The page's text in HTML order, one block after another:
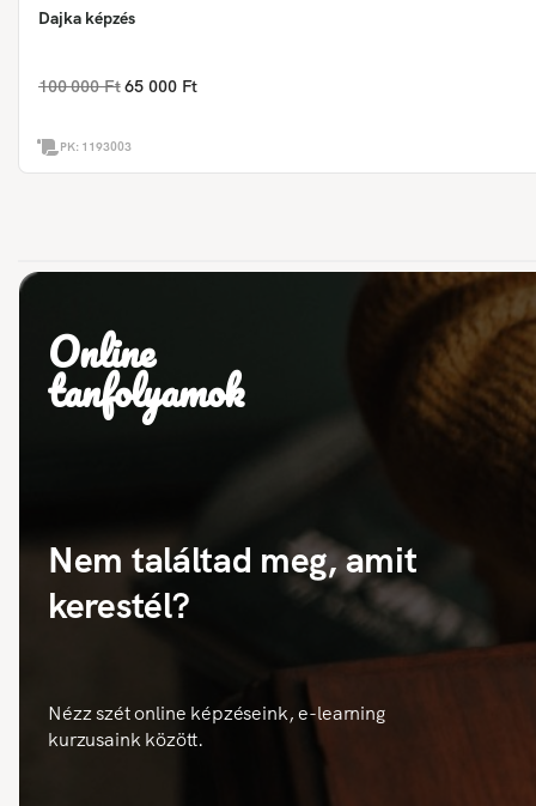
Dajka képzés
100 000 Ft 65 000 Ft
PK: 1193003
Online
tanfolyamok
Nem találtad meg, amit
kerestél?
Nézz szét online képzéseink, e-learning
kurzusaink között.